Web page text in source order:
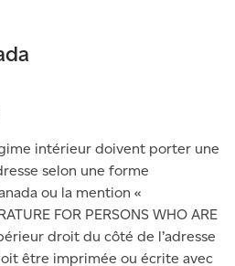
intérieur doivent porter une
selon une forme
ou la mention «
FOR PERSONS WHO ARE
droit du côté de l’adresse
être imprimée ou écrite avec